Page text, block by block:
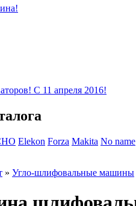
С 11 апреля 2016!
Elekon Forza Makita No name
» Угло-шлифовальные машины